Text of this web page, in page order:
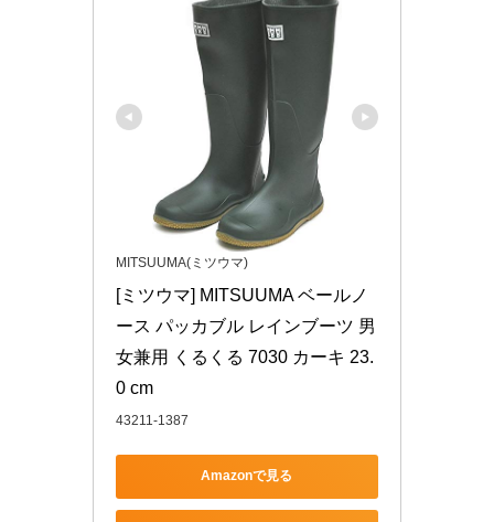
MITSUUMA(ミツウマ)
[ミツウマ] MITSUUMA ベールノ
ース パッカブル レインブーツ 男
女兼用 くるくる 7030 カーキ 23.
0 cm
43211-1387
Amazonで見る